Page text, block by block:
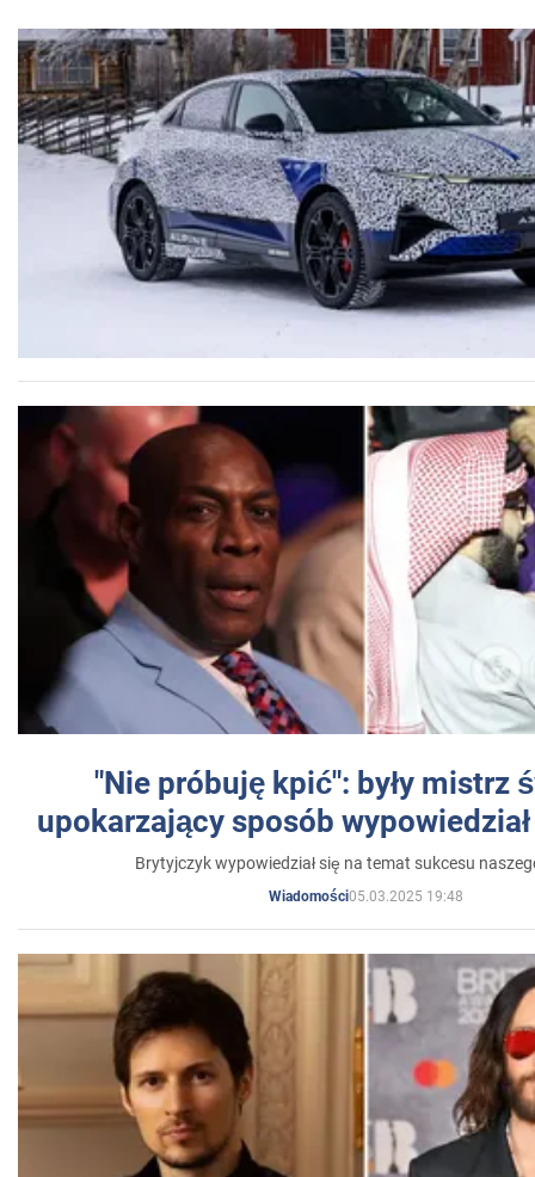
"Nie próbuję kpić": były mistrz
upokarzający sposób
Brytyjczyk wypowiedział się na temat sukcesu
Wiadomości05.03.2025 19:48